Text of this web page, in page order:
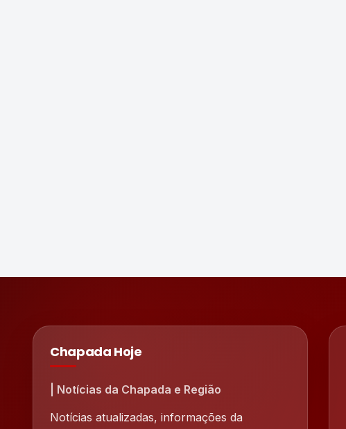
Chapada Hoje
| Notícias da Chapada e Região
Notícias atualizadas, informações da